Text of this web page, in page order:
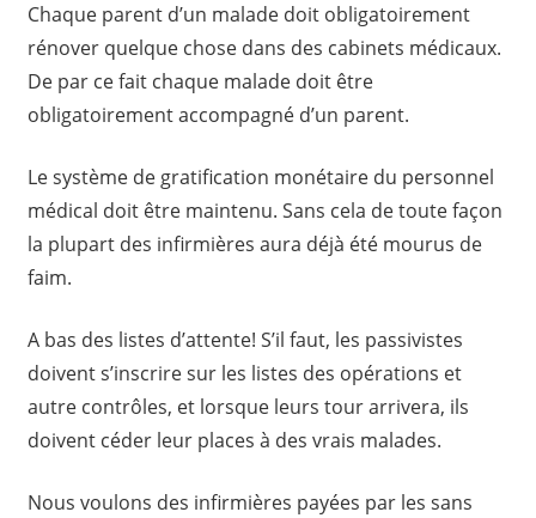
Chaque parent d’un malade doit obligatoirement
rénover quelque chose dans des cabinets médicaux.
De par ce fait chaque malade doit être
obligatoirement accompagné d’un parent.
Le système de gratification monétaire du personnel
médical doit être maintenu. Sans cela de toute façon
la plupart des infirmières aura déjà été mourus de
faim.
A bas des listes d’attente! S’il faut, les passivistes
doivent s’inscrire sur les listes des opérations et
autre contrôles, et lorsque leurs tour arrivera, ils
doivent céder leur places à des vrais malades.
Nous voulons des infirmières payées par les sans